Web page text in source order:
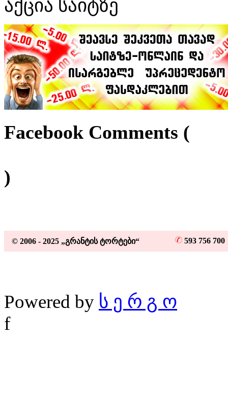
აქცია საიტზე
Facebook Comments (
)
© 2006 - 2025 „გრანტის ტორტები“ 593 756
Powered by ს ე რ გ ო
f